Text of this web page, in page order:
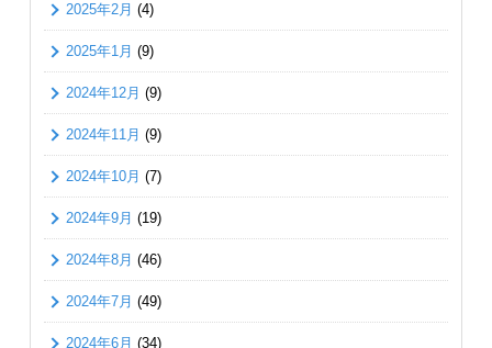
2025年2月 (4)
2025年1月 (9)
2024年12月 (9)
2024年11月 (9)
2024年10月 (7)
2024年9月 (19)
2024年8月 (46)
2024年7月 (49)
2024年6月 (34)